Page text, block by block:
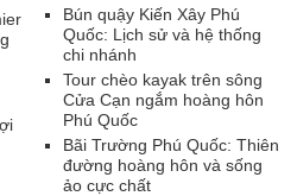
Bún quậy Kiến Xây Phú
Quốc: Lịch sử và hệ thống
chi nhánh
Tour chèo kayak trên sông
Cửa Cạn ngắm hoàng hôn
Phú Quốc
Bãi Trường Phú Quốc: Thiên
đường hoàng hôn và sống
ảo cực chất